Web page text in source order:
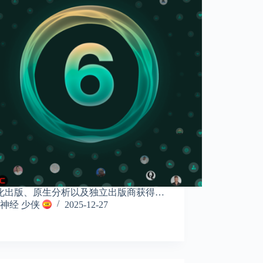
出版、原生分析以及独立出版商获得…
神经 少侠
2025-12-27